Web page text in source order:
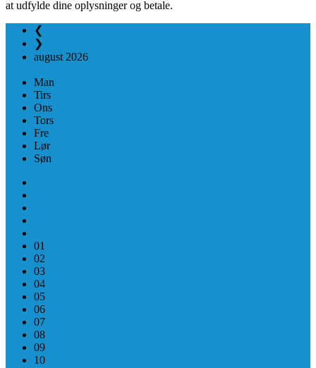
at udfylde dine oplysninger og betale.
❮
❯
august 2026
Man
Tirs
Ons
Tors
Fre
Lør
Søn
01
02
03
04
05
06
07
08
09
10